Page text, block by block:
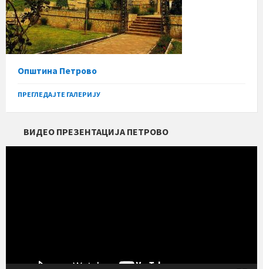
Општина Петрово
ПРЕГЛЕДАЈТЕ ГАЛЕРИЈУ
ВИДЕО ПРЕЗЕНТАЦИЈА ПЕТРОВО